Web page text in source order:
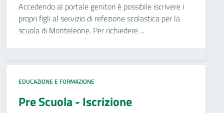
Accedendo al portale genitori è possibile iscrivere i
propri figli al servizio di refezione scolastica per la
scuola di Monteleone. Per richiedere ...
EDUCAZIONE E FORMAZIONE
Pre Scuola - Iscrizione